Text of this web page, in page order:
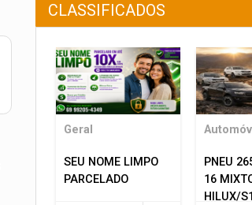
CLASSIFICADOS
Geral
SEU NOME LIMPO
PARCELADO
PNEU
16
HILUX/